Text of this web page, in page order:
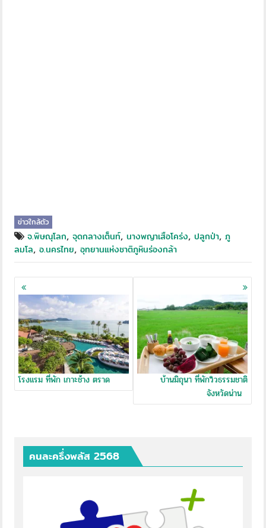
ข่าวใกล้ตัว
จ.พิษณุโลก,จุดกลางเต็นท์,นางพญาเสือโคร่ง,ปลูกป่า,ภู
ลมโล,อ.นครไทย,อุทยานแห่งชาติภูหินร่องกล้า
Posts
navigation
โรงแรม ที่พัก เกาะช้าง ตราด
บ้านมิถุนา ที่พักวิวธรรมชาติ
จังหวัดน่าน
คนละครึ่งพลัส 2568